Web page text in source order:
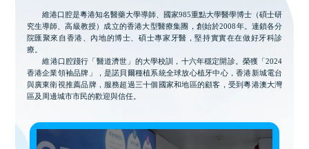
維港口腔是粵港知名醫藥大學導師、國家985重點大學醫學博士（碩士研
究生導師、高級教授）成立的香港大型醫療集團，創始於2008年。連鎖各分
院匯聚來自香港、內地的博士、碩士專家牙醫，堅持實實在在做好牙科診
療。
維港口腔踐行「醫道濟世」的大學校訓，十六年穩定開診。榮獲「2024
香港企業領袖品牌」，是諾貝爾種植系統全球放心植牙中心，香港新城電台
與廣東衛視推薦品牌，服務超過三十個國家和地區的顧客，受到粵港澳大灣
區及周邊城市市民的歡迎與信任。